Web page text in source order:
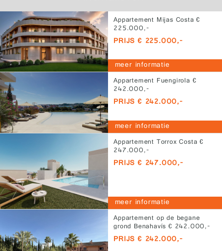
Appartement Mijas Costa €
225.000,-
PRIJS € 225.000,-
meer informatie
Appartement Fuengirola €
242.000,-
PRIJS € 242.000,-
meer informatie
Appartement Torrox Costa €
247.000,-
PRIJS € 247.000,-
meer informatie
Appartement op de begane
grond Benahavís € 242.000,-
PRIJS € 242.000,-